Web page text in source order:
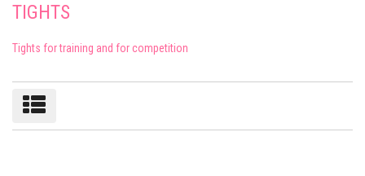
TIGHTS
Tights for training and for competition
Sort/filter